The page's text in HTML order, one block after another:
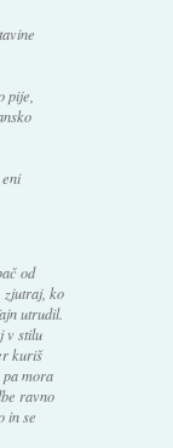
pije,
od
zjutraj, ko
utrudil.
v stilu
kuriš
mora
ravno
in se